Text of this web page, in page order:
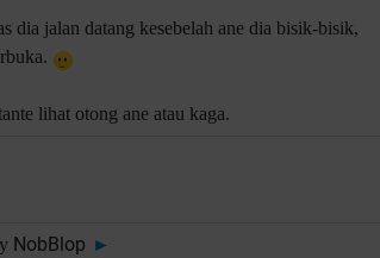
dia jalan datang kesebelah ane dia bisik-bisik,
lihat otong ane atau kaga.
NobBlop ►